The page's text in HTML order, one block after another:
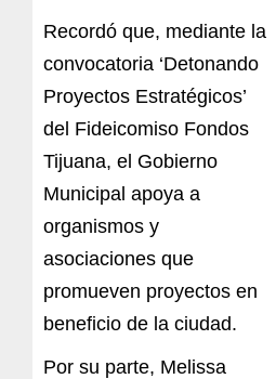
Recordó que, mediante la
convocatoria ‘Detonando
Proyectos Estratégicos’
del Fideicomiso Fondos
Tijuana, el Gobierno
Municipal apoya a
organismos y
asociaciones que
promueven proyectos en
beneficio de la ciudad.
Por su parte, Melissa